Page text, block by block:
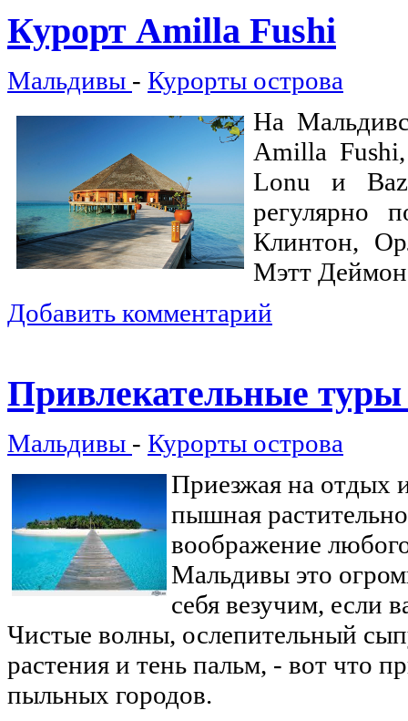
Курорт Amilla Fushi
Мальдивы - Курорты острова
На
Amilla
Lonu и
регулярно
Клинтон,
Мэтт Деймон
Добавить комментарий
Привлекательные
Мальдивы - Курорты острова
Приезжая на отдых
пышная
воображение
Мальдивы это
себя везучим, если
Чистые волны, ослепительный
растения и тень пальм, - вот что
пыльных городов.